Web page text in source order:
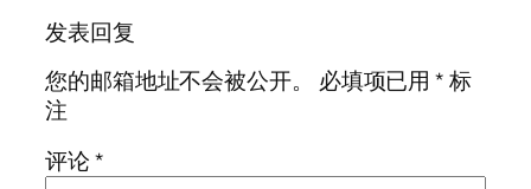
发表回复
您的邮箱地址不会被公开。
必填项已用*标
注
评论*